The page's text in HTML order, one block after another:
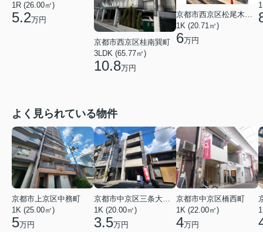
1R (26.00㎡)
5.2万円
京都市西京区桂南巽町
3LDK (65.77㎡)
10.8万円
京都市西京区松尾木ノ曽町
1K (20.71㎡)
6万円
よく見られている物件
京都市上京区中務町
1K (25.00㎡)
5万円
1K (20.00㎡)
3.5万円
京都市中京区橋西町
1K (22.00㎡)
4万円